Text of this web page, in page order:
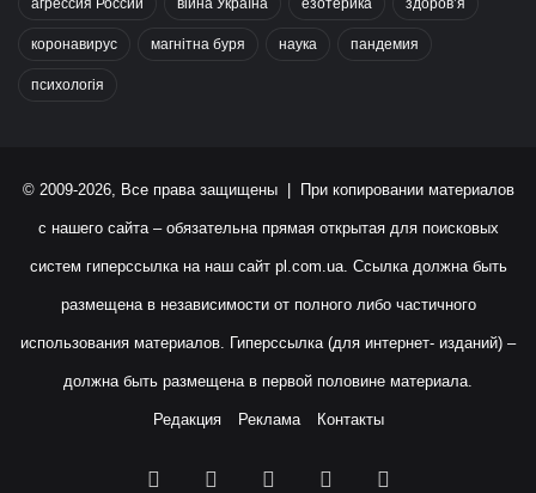
коронавирус магнітна буря наука пандемия
психологія
© 2009-2026, Все права защищены | При копировании материалов
с нашего сайта – обязательна прямая открытая для поисковых
систем гиперссылка на наш сайт pl.com.ua. Ссылка должна быть
размещена в независимости от полного либо частичного
использования материалов. Гиперссылка (для интернет- изданий) –
должна быть размещена в первой половине материала.
Редакция Реклама Контакты
Facebook YouTubeInstagram